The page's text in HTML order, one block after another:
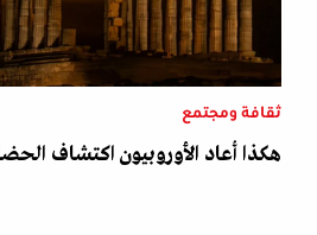
ثقافة ومجتمع
هكذا أعاد الأوروبيون اكتشاف